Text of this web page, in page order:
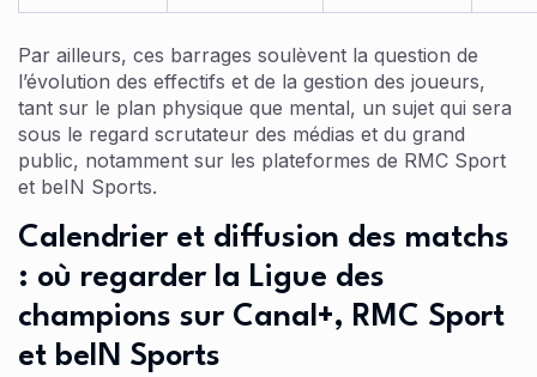
Par ailleurs, ces barrages soulèvent la question de
l’évolution des effectifs et de la gestion des joueurs,
tant sur le plan physique que mental, un sujet qui sera
sous le regard scrutateur des médias et du grand
public, notamment sur les plateformes de RMC Sport
et beIN Sports.
Calendrier et diffusion des matchs
: où regarder la Ligue des
champions sur Canal+, RMC Sport
et beIN Sports